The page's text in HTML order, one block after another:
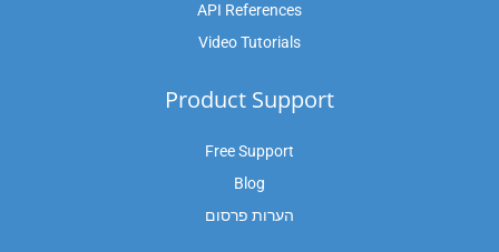
API References
Video Tutorials
Product Support
Free Support
Blog
הערות פרסום